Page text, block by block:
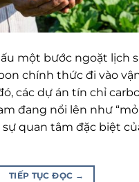
một bước ngoặt lịch
chính thức đi vào
các dự án tín chỉ
đang nổi lên như
quan tâm đặc biệt
TIẾP TỤC ĐỌC →